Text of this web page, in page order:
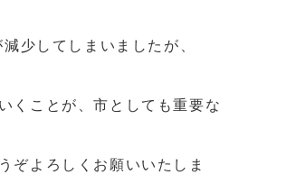
少してしまいましたが、
くことが、市としても重要な
ぞよろしくお願いいたしま